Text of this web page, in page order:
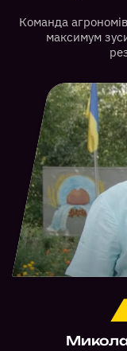
Команда
максимум